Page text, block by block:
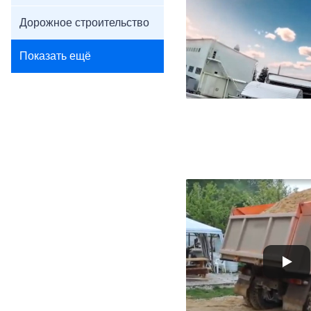
Дорожное строительство
Показать ещё